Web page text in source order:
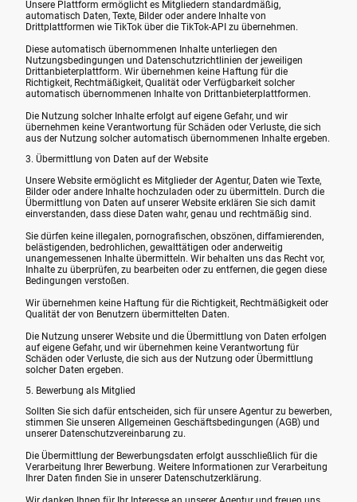
Unsere Plattform ermöglicht es Mitgliedern standardmäßig,
automatisch Daten, Texte, Bilder oder andere Inhalte von
Drittplattformen wie TikTok über die TikTok-API zu übernehmen.
Diese automatisch übernommenen Inhalte unterliegen den
Nutzungsbedingungen und Datenschutzrichtlinien der jeweiligen
Drittanbieterplattform. Wir übernehmen keine Haftung für die
Richtigkeit, Rechtmäßigkeit, Qualität oder Verfügbarkeit solcher
automatisch übernommenen Inhalte von Drittanbieterplattformen.
Die Nutzung solcher Inhalte erfolgt auf eigene Gefahr, und wir
übernehmen keine Verantwortung für Schäden oder Verluste, die sich
aus der Nutzung solcher automatisch übernommenen Inhalte ergeben.
3. Übermittlung von Daten auf der Website
Unsere Website ermöglicht es Mitglieder der Agentur, Daten wie Texte,
Bilder oder andere Inhalte hochzuladen oder zu übermitteln. Durch die
Übermittlung von Daten auf unserer Website erklären Sie sich damit
einverstanden, dass diese Daten wahr, genau und rechtmäßig sind.
Sie dürfen keine illegalen, pornografischen, obszönen, diffamierenden,
belästigenden, bedrohlichen, gewalttätigen oder anderweitig
unangemessenen Inhalte übermitteln. Wir behalten uns das Recht vor,
Inhalte zu überprüfen, zu bearbeiten oder zu entfernen, die gegen diese
Bedingungen verstoßen.
Wir übernehmen keine Haftung für die Richtigkeit, Rechtmäßigkeit oder
Qualität der von Benutzern übermittelten Daten.
Die Nutzung unserer Website und die Übermittlung von Daten erfolgen
auf eigene Gefahr, und wir übernehmen keine Verantwortung für
Schäden oder Verluste, die sich aus der Nutzung oder Übermittlung
solcher Daten ergeben.
5. Bewerbung als Mitglied
Sollten Sie sich dafür entscheiden, sich für unsere Agentur zu bewerben,
stimmen Sie unseren Allgemeinen Geschäftsbedingungen (AGB) und
unserer Datenschutzvereinbarung zu.
Die Übermittlung der Bewerbungsdaten erfolgt ausschließlich für die
Verarbeitung Ihrer Bewerbung. Weitere Informationen zur Verarbeitung
Ihrer Daten finden Sie in unserer Datenschutzerklärung.